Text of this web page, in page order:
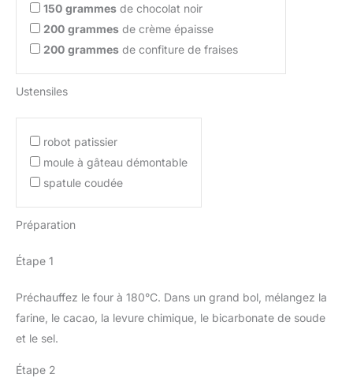
150 grammes de chocolat noir
200 grammes de crème épaisse
200 grammes de confiture de fraises
Ustensiles
robot patissier
moule à gâteau démontable
spatule coudée
Préparation
Étape 1
Préchauffez le four à 180°C. Dans un grand bol, mélangez la
farine, le cacao, la levure chimique, le bicarbonate de soude
et le sel.
Étape 2